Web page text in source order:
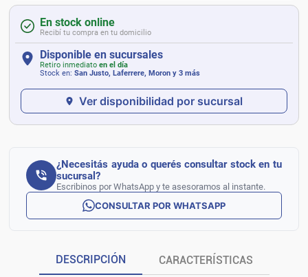
En stock online
Recibí tu compra en tu domicilio
Disponible en sucursales
Retiro inmediato en el día
Stock en: San Justo, Laferrere, Moron y 3 más
Ver disponibilidad por sucursal
¿Necesitás ayuda o querés consultar stock en tu
sucursal?
Escribinos por WhatsApp y te asesoramos al instante.
CONSULTAR POR WHATSAPP
DESCRIPCIÓN CARACTERÍSTICAS